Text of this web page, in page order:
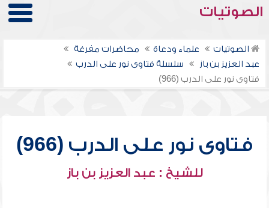
الصوتيات
الصوتيات علماء ودعاة
محاضرات مفرغة
عبد العزيز بن باز
سلسلة فتاوى نور على الدرب
فتاوى نور على الدرب (966)
فتاوى نور على الدرب (966)
للشيخ : عبد العزيز بن باز